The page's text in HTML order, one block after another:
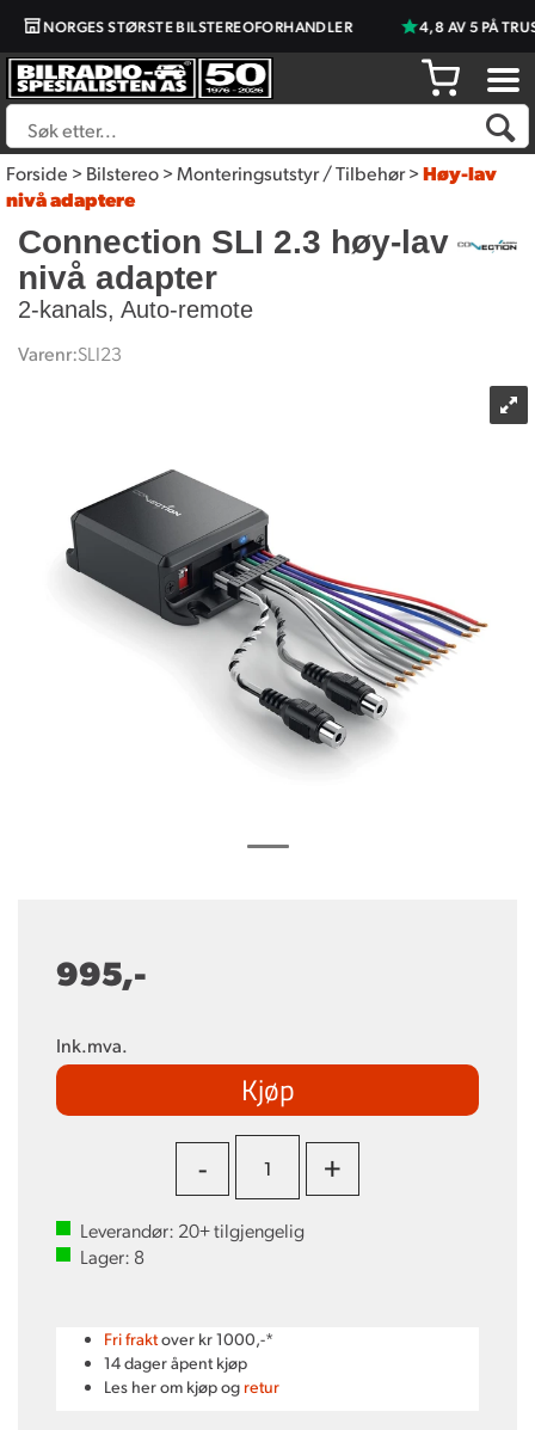
NORGES STØRSTE BILSTEREOFORHANDLER 4,8 AV 5 PÅ
Forside>Bilstereo>Monteringsutstyr / Tilbehør>Høy-lav
nivå adaptere
Connection SLI 2.3 høy-lav
nivå adapter
2-kanals, Auto-remote
Varenr:SLI23
995,-
Ink.mva.
Kjøp
- +
Leverandør: 20+tilgjengelig
Lager: 8
Fri fraktover kr 1000,-*
14 dager åpent kjøp
Les her om kjøp og retur